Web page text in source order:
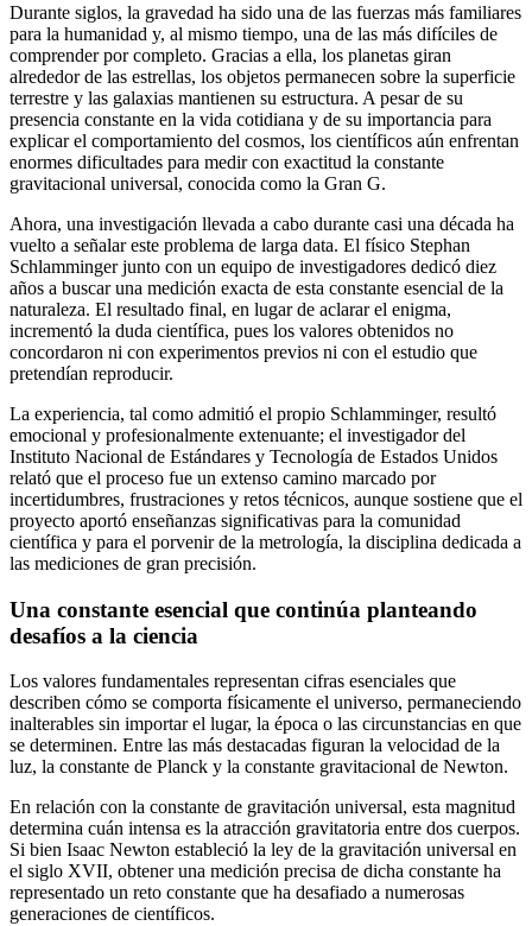
Durante siglos, la gravedad ha sido una de las fuerzas más familiares
para la humanidad y, al mismo tiempo, una de las más difíciles de
comprender por completo. Gracias a ella, los planetas giran
alrededor de las estrellas, los objetos permanecen sobre la superficie
terrestre y las galaxias mantienen su estructura. A pesar de su
presencia constante en la vida cotidiana y de su importancia para
explicar el comportamiento del cosmos, los científicos aún enfrentan
enormes dificultades para medir con exactitud la constante
gravitacional universal, conocida como la Gran G.
Ahora, una investigación llevada a cabo durante casi una década ha
vuelto a señalar este problema de larga data. El físico Stephan
Schlamminger junto con un equipo de investigadores dedicó diez
años a buscar una medición exacta de esta constante esencial de la
naturaleza. El resultado final, en lugar de aclarar el enigma,
incrementó la duda científica, pues los valores obtenidos no
concordaron ni con experimentos previos ni con el estudio que
pretendían reproducir.
La experiencia, tal como admitió el propio Schlamminger, resultó
emocional y profesionalmente extenuante; el investigador del
Instituto Nacional de Estándares y Tecnología de Estados Unidos
relató que el proceso fue un extenso camino marcado por
incertidumbres, frustraciones y retos técnicos, aunque sostiene que el
proyecto aportó enseñanzas significativas para la comunidad
científica y para el porvenir de la metrología, la disciplina dedicada a
las mediciones de gran precisión.
Una constante esencial que continúa planteando
desafíos a la ciencia
Los valores fundamentales representan cifras esenciales que
describen cómo se comporta físicamente el universo, permaneciendo
inalterables sin importar el lugar, la época o las circunstancias en que
se determinen. Entre las más destacadas figuran la velocidad de la
luz, la constante de Planck y la constante gravitacional de Newton.
En relación con la constante de gravitación universal, esta magnitud
determina cuán intensa es la atracción gravitatoria entre dos cuerpos.
Si bien Isaac Newton estableció la ley de la gravitación universal en
el siglo XVII, obtener una medición precisa de dicha constante ha
representado un reto constante que ha desafiado a numerosas
generaciones de científicos.